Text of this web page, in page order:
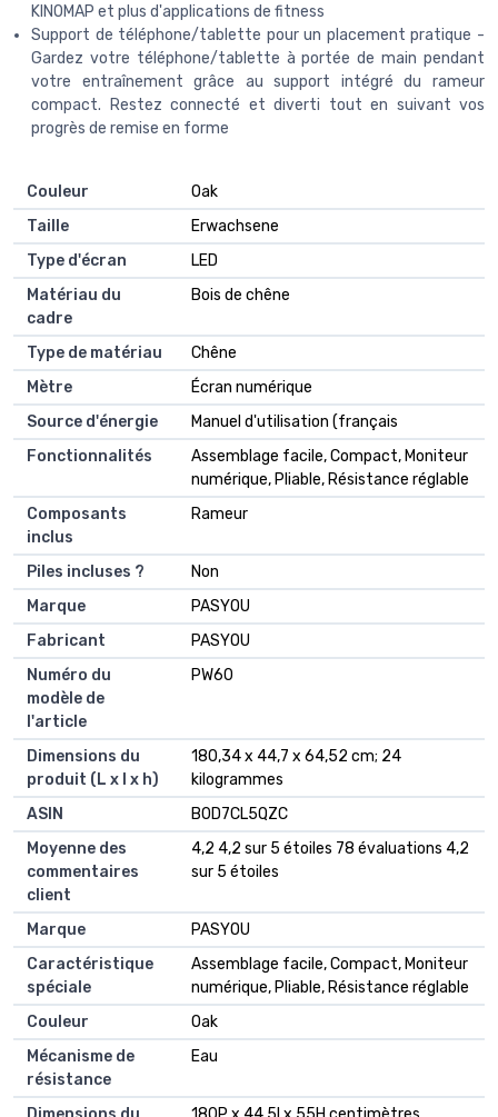
KINOMAP et plus d'applications de fitness
Support de téléphone/tablette pour un placement pratique -
Gardez votre téléphone/tablette à portée de main pendant
votre entraînement grâce au support intégré du rameur
compact. Restez connecté et diverti tout en suivant vos
progrès de remise en forme
Couleur
‎Oak
Taille
‎Erwachsene
Type d'écran
‎LED
Matériau du
cadre
‎Bois de chêne
Type de matériau
‎Chêne
Mètre
‎Écran numérique
Source d'énergie
‎Manuel d'utilisation (français
Fonctionnalités
‎Assemblage facile, Compact, Moniteur
numérique, Pliable, Résistance réglable
Composants
inclus
‎Rameur
Piles incluses ?
‎Non
Marque
‎PASYOU
Fabricant
‎PASYOU
Numéro du
modèle de
l'article
‎PW60
Dimensions du
produit (L x l x h)
‎180,34 x 44,7 x 64,52 cm; 24
kilogrammes
ASIN
‎B0D7CL5QZC
Moyenne des
commentaires
client
4,2 4,2 sur 5 étoiles 78 évaluations 4,2
sur 5 étoiles
Marque
PASYOU
Caractéristique
spéciale
Assemblage facile, Compact, Moniteur
numérique, Pliable, Résistance réglable
Couleur
Oak
Mécanisme de
résistance
Eau